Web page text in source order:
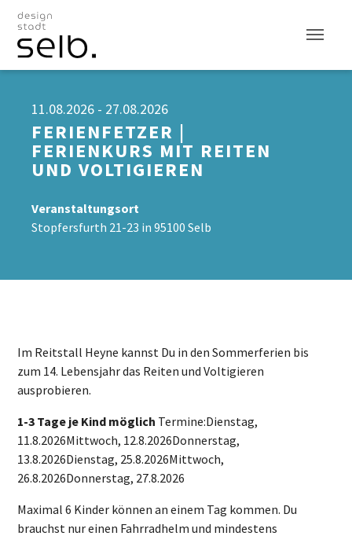
Zum Hauptinhalt
11.08.2026 - 27.08.2026
FERIENFETZER |
FERIENKURS MIT REITEN
UND VOLTIGIEREN
Veranstaltungsort
Stopfersfurth 21-23 in 95100 Selb
Im Reitstall Heyne kannst Du in den Sommerferien bis
zum 14. Lebensjahr das Reiten und Voltigieren
ausprobieren.
1-3 Tage je Kind möglich Termine:Dienstag,
11.8.2026Mittwoch, 12.8.2026Donnerstag,
13.8.2026Dienstag, 25.8.2026Mittwoch,
26.8.2026Donnerstag, 27.8.2026
Maximal 6 Kinder können an einem Tag kommen. Du
brauchst nur einen Fahrradhelm und mindestens